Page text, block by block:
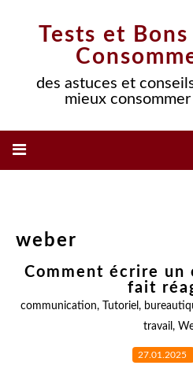
Tests et
des astuces et
mieux
weber
Comment écrire un
fait
communication, Tutoriel ,
travail ,
27.01.2025